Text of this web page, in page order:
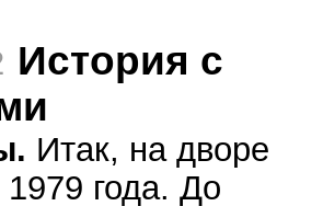
История с
Итак, на дворе
1979 года. До